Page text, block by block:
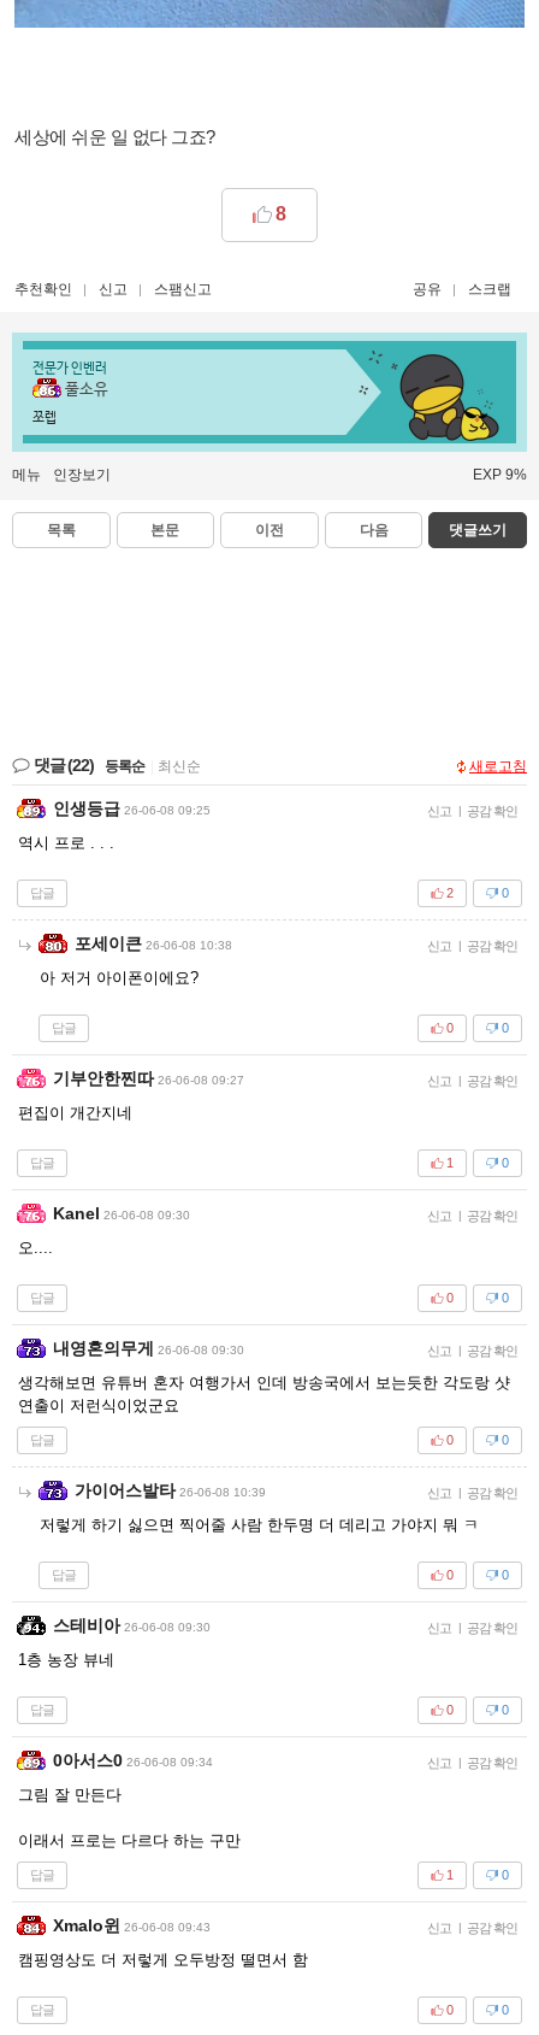
세상에 쉬운 일 없다 그죠?
8
추천확인 신고 스팸신고 공유 스크랩
전문가 인벤러
풀소유
쪼렙
메뉴 인장보기 EXP 9%
목록 본문 이전 다음 댓글쓰기
댓글(22) 등록순 최신순 새로고침
인생등급 26-06-08 09:25 신고 | 공감 확인
역시 프로 . . .
답글 0
2
포세이큰 26-06-08 10:38 신고 | 공감 확인
아 저거 아이폰이에요?
답글 0
0
기부안한찐따 26-06-08 09:27 신고 | 공감 확인
편집이 개간지네
답글 0
1
Kanel 26-06-08 09:30 신고 | 공감 확인
오....
답글 0
0
내영혼의무게 26-06-08 09:30 신고 | 공감 확인
생각해보면 유튜버 혼자 여행가서 인데 방송국에서 보는듯한 각도랑 샷
연출이 저런식이었군요
답글 0
0
가이어스발타 26-06-08 10:39 신고 | 공감 확인
저렇게 하기 싫으면 찍어줄 사람 한두명 더 데리고 가야지 뭐 ㅋ
답글 0
0
스테비아 26-06-08 09:30 신고 | 공감 확인
1층 농장 뷰네
답글 0
0
0아서스0 26-06-08 09:34 신고 | 공감 확인
그림 잘 만든다
이래서 프로는 다르다 하는 구만
답글 0
1
Xmalo윈 26-06-08 09:43 신고 | 공감 확인
캠핑영상도 더 저렇게 오두방정 떨면서 함
답글 0
0